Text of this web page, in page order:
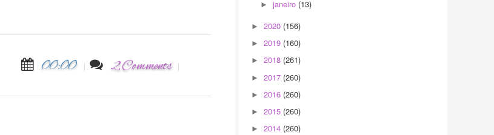
00:00 2 Comments
►janeiro (13)
► 2020 (156)
► 2019 (160)
► 2018 (261)
► 2017 (260)
► 2016 (260)
► 2015 (260)
► 2014 (260)